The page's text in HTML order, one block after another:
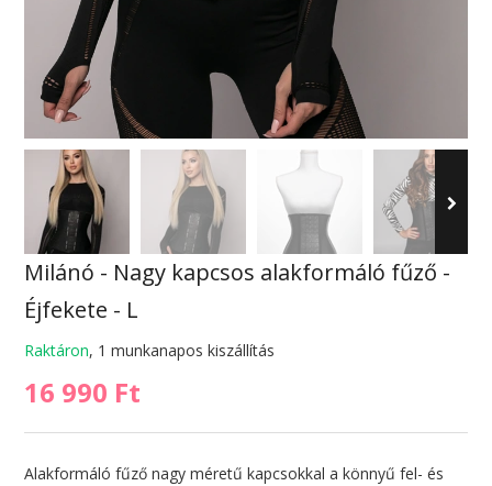
Milánó - Nagy kapcsos alakformáló fűző -
Éjfekete - L
Raktáron, 1 munkanapos kiszállítás
16 990 Ft
Alakformáló fűző nagy méretű kapcsokkal a könnyű fel- és